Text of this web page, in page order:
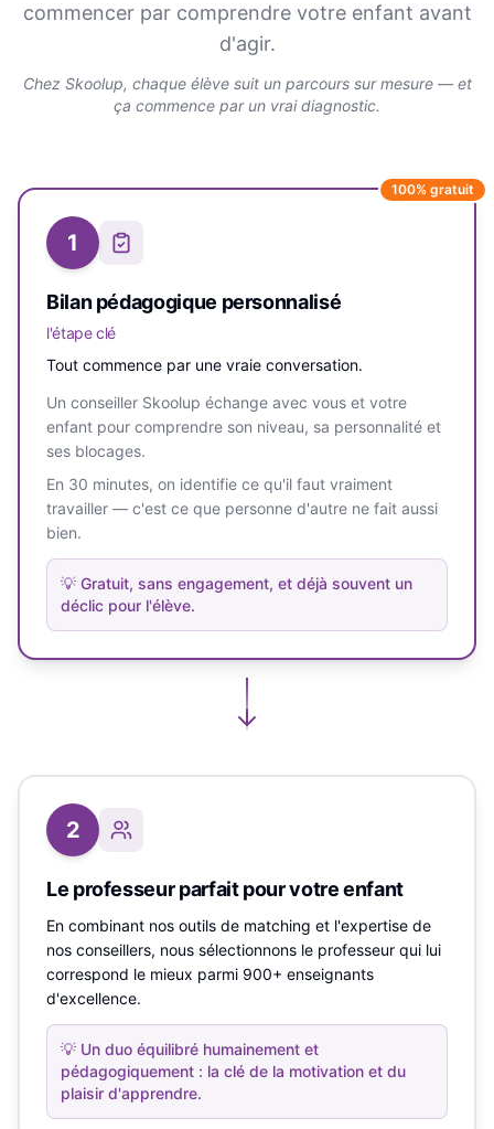
commencer par comprendre votre enfant avant
d'agir.
Chez Skoolup, chaque élève suit un parcours sur mesure — et
ça commence par un vrai diagnostic.
100% gratuit
1
Bilan pédagogique personnalisé
l'étape clé
Tout commence par une vraie conversation.
Un conseiller Skoolup échange avec vous et votre
enfant pour comprendre son niveau, sa personnalité et
ses blocages.
En 30 minutes, on identifie ce qu'il faut vraiment
travailler — c'est ce que personne d'autre ne fait aussi
bien.
💡 Gratuit, sans engagement, et déjà souvent un
déclic pour l'élève.
2
Le professeur parfait pour votre enfant
En combinant nos outils de matching et l'expertise de
nos conseillers, nous sélectionnons le professeur qui lui
correspond le mieux parmi 900+ enseignants
d'excellence.
💡 Un duo équilibré humainement et
pédagogiquement : la clé de la motivation et du
plaisir d'apprendre.